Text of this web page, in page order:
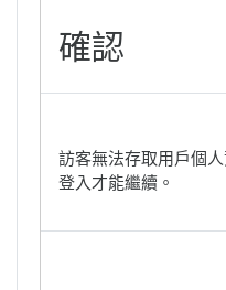
確認
訪客無法存取用戶個
登入才能繼續。